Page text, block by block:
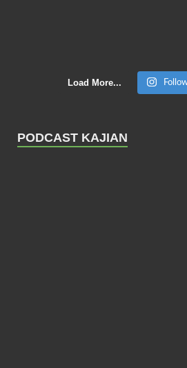
Load More...
PODCAST KAJIAN